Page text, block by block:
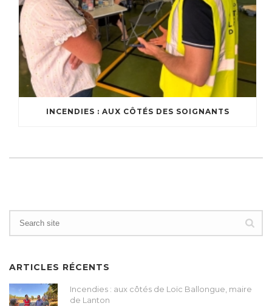
INCENDIES : AUX CÔTÉS DES SOIGNANTS
ARTICLES RÉCENTS
Incendies : aux côtés de Loïc Ballongue, maire
de Lanton